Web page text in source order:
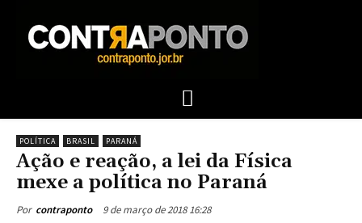
POLÍTICA BRASIL PARANÁ
Ação e reação, a lei da Física
mexe a política no Paraná
Por contraponto 9 de março de 2018 16:28